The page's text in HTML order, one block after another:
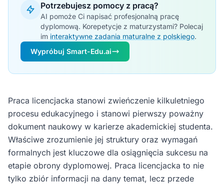
Potrzebujesz pomocy z pracą?
AI pomoże Ci napisać profesjonalną pracę
dyplomową. Korepetycje z maturzystami? Polecaj
im interaktywne zadania maturalne z polskiego.
Wypróbuj Smart-Edu.ai
Praca licencjacka stanowi zwieńczenie kilkuletniego
procesu edukacyjnego i stanowi pierwszy poważny
dokument naukowy w karierze akademickiej studenta.
Właściwe zrozumienie jej struktury oraz wymagań
formalnych jest kluczowe dla osiągnięcia sukcesu na
etapie obrony dyplomowej. Praca licencjacka to nie
tylko zbiór informacji na dany temat, lecz przede